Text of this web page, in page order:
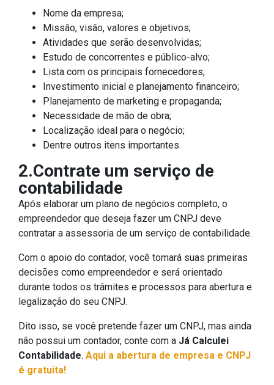
Nome da empresa;
Missão, visão, valores e objetivos;
Atividades que serão desenvolvidas;
Estudo de concorrentes e público-alvo;
Lista com os principais fornecedores;
Investimento inicial e planejamento financeiro;
Planejamento de marketing e propaganda;
Necessidade de mão de obra;
Localização ideal para o negócio;
Dentre outros itens importantes.
2.Contrate um serviço de
contabilidade
Após elaborar um plano de negócios completo, o
empreendedor que deseja fazer um CNPJ deve
contratar a assessoria de um serviço de contabilidade.
Com o apoio do contador, você tomará suas primeiras
decisões como empreendedor e será orientado
durante todos os trâmites e processos para abertura e
legalização do seu CNPJ.
Dito isso, se você pretende fazer um CNPJ, mas ainda
não possui um contador, conte com a Já Calculei
Contabilidade. Aqui a abertura de empresa e CNPJ
é gratuita!